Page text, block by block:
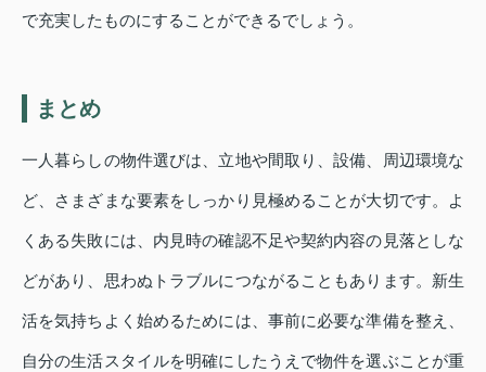
で充実したものにすることができるでしょう。
まとめ
一人暮らしの物件選びは、立地や間取り、設備、周辺環境な
ど、さまざまな要素をしっかり見極めることが大切です。よ
くある失敗には、内見時の確認不足や契約内容の見落としな
どがあり、思わぬトラブルにつながることもあります。新生
活を気持ちよく始めるためには、事前に必要な準備を整え、
自分の生活スタイルを明確にしたうえで物件を選ぶことが重